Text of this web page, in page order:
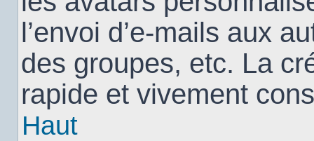
l’envoi d’e-mails aux
des groupes, etc. La
rapide et vivement
Haut